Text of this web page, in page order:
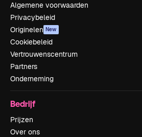
Algemene voorwaarden
Privacybeleid
Originelen New
Cookiebeleid
Vertrouwenscentrum
Partners
Onderneming
Bedrijf
Prijzen
Over ons